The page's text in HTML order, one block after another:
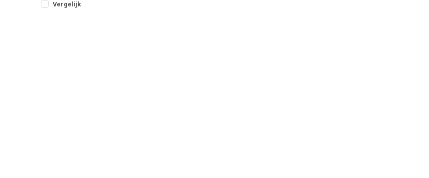
Vergelijk